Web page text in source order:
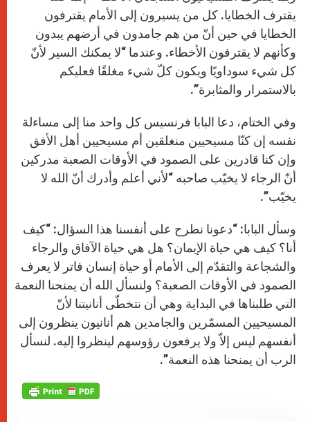
يقترف الخطايا. كل من يسيرون إلى الأمام يقترفون
الخطايا في حين أنّ من هم جامدون في أرضهم يبدون
وكأنهم لا يقترفون الأخطاء. وعندما “لا يمكنك السير لأنّ
كل شيء سوداويًا ويكون كلّ شيء مغلقًا فعليكم
بالاستمرار والمثابرة”.
وفي الختام، دعا البابا فرنسيس كل واحد منا إلى مساءلة
نفسه إن كنّا مسيحيين منغلقين أم مسيحيين أهل الأفق
وإن كنا قادرين على الصمود في الأوقات الصعبة مدركين
أنّ الرجاء لا يخيّب صاحبه “لأني أعلم وأدرك أنّ الله لا
يخيّب”.
وسأل البابا: “دعونا نطرح على أنفسنا هذا السؤال: “كيف
أنا؟ كيف هي حياة الإيمان؟ هل هي حياة الآفاق والرجاء
والشجاعة والتقدّم إلى الأمام أو حياة إنسان فاتر لا يعرف
الصمود في الأوقات الصعبة؟ ولنسأل الله أن يمنحنا النعمة
التي طلبناها في البداية وهي أن نتخطّى أنانيتنا لأنّ
المسيحيين المسمّرين والجامدين هم أنانيون ينظرون إلى
أنفسهم ليس إلاّ ولا يرفعون رؤوسهم لينظروا إليه. لنسأل
الرب أن يمنحنا هذه النعمة”.